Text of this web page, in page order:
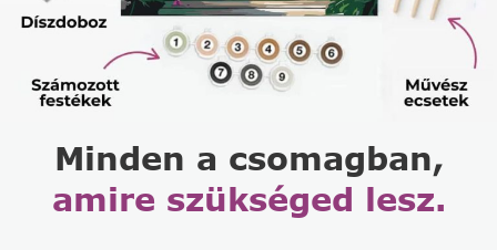
Minden a csomagban,
amire szükséged lesz.